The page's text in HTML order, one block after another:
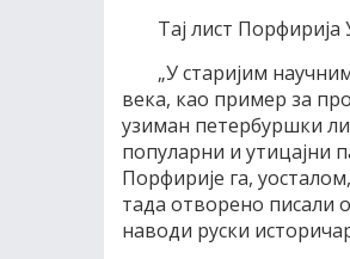
Тај лист Порфирија
„У старијим
века, као пример за
узиман петербуршки
популарни и утицајни
Порфирије га,
тада отворено писали
наводи руски